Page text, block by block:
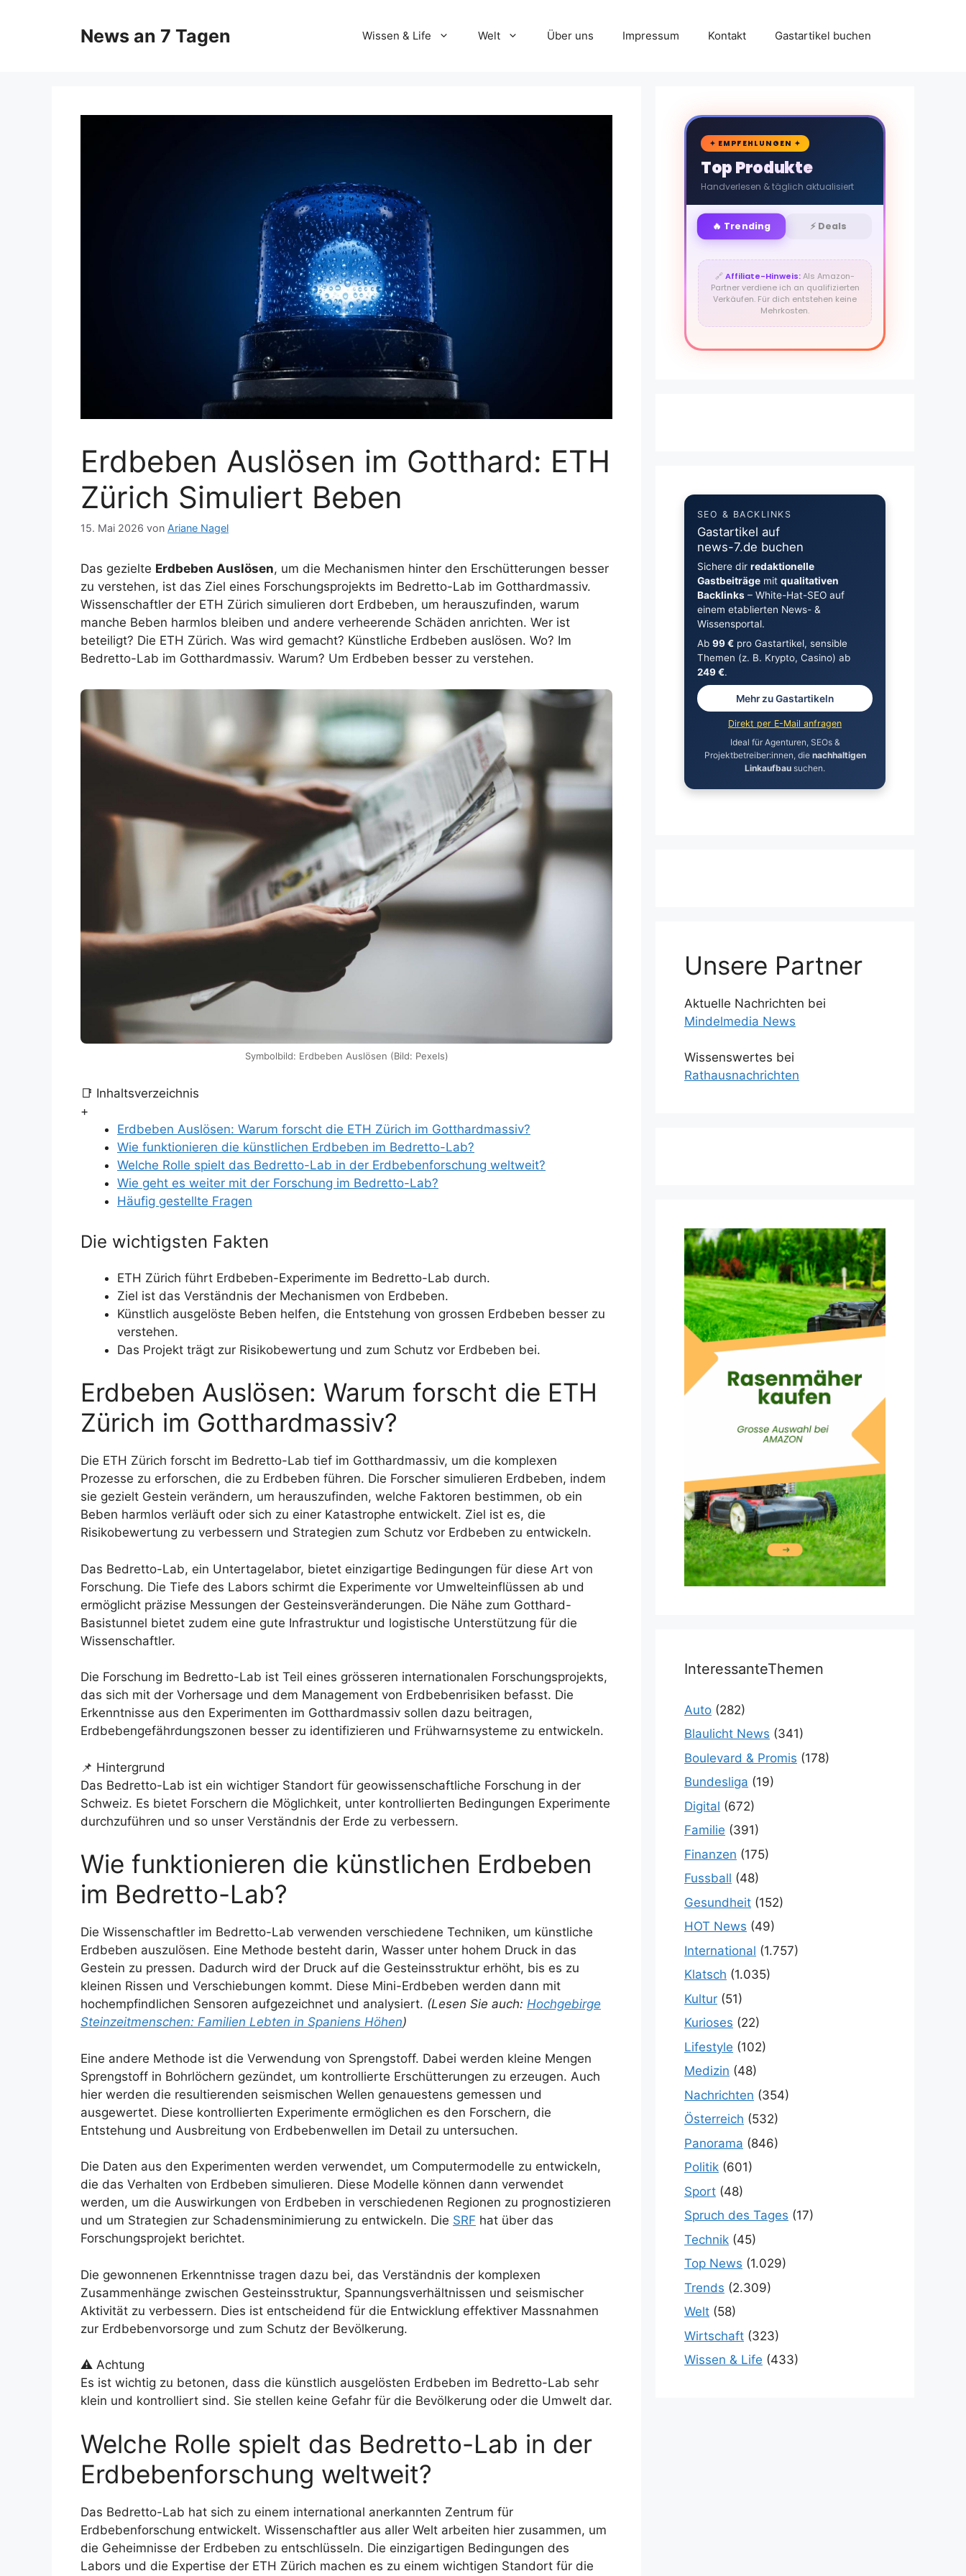
News an 7 Tagen Wissen & Life Welt Über uns Impressum Kontakt Gastartikel buchen
Erdbeben Auslösen im Gotthard: ETH
Zürich Simuliert Beben
15. Mai 2026 von Ariane Nagel
Das gezielte Erdbeben Auslösen, um die Mechanismen hinter den Erschütterungen besser
zu verstehen, ist das Ziel eines Forschungsprojekts im Bedretto-Lab im Gotthardmassiv.
Wissenschaftler der ETH Zürich simulieren dort Erdbeben, um herauszufinden, warum
manche Beben harmlos bleiben und andere verheerende Schäden anrichten. Wer ist
beteiligt? Die ETH Zürich. Was wird gemacht? Künstliche Erdbeben auslösen. Wo? Im
Bedretto-Lab im Gotthardmassiv. Warum? Um Erdbeben besser zu verstehen.
Symbolbild: Erdbeben Auslösen (Bild: Pexels)
📑 Inhaltsverzeichnis
+
Erdbeben Auslösen: Warum forscht die ETH Zürich im Gotthardmassiv?
Wie funktionieren die künstlichen Erdbeben im Bedretto-Lab?
Welche Rolle spielt das Bedretto-Lab in der Erdbebenforschung weltweit?
Wie geht es weiter mit der Forschung im Bedretto-Lab?
Häufig gestellte Fragen
Die wichtigsten Fakten
ETH Zürich führt Erdbeben-Experimente im Bedretto-Lab durch.
Ziel ist das Verständnis der Mechanismen von Erdbeben.
Künstlich ausgelöste Beben helfen, die Entstehung von grossen Erdbeben besser zu
verstehen.
Das Projekt trägt zur Risikobewertung und zum Schutz vor Erdbeben bei.
Erdbeben Auslösen: Warum forscht die ETH
Zürich im Gotthardmassiv?
Die ETH Zürich forscht im Bedretto-Lab tief im Gotthardmassiv, um die komplexen
Prozesse zu erforschen, die zu Erdbeben führen. Die Forscher simulieren Erdbeben, indem
sie gezielt Gestein verändern, um herauszufinden, welche Faktoren bestimmen, ob ein
Beben harmlos verläuft oder sich zu einer Katastrophe entwickelt. Ziel ist es, die
Risikobewertung zu verbessern und Strategien zum Schutz vor Erdbeben zu entwickeln.
Das Bedretto-Lab, ein Untertagelabor, bietet einzigartige Bedingungen für diese Art von
Forschung. Die Tiefe des Labors schirmt die Experimente vor Umwelteinflüssen ab und
ermöglicht präzise Messungen der Gesteinsveränderungen. Die Nähe zum Gotthard-
Basistunnel bietet zudem eine gute Infrastruktur und logistische Unterstützung für die
Wissenschaftler.
Die Forschung im Bedretto-Lab ist Teil eines grösseren internationalen Forschungsprojekts,
das sich mit der Vorhersage und dem Management von Erdbebenrisiken befasst. Die
Erkenntnisse aus den Experimenten im Gotthardmassiv sollen dazu beitragen,
Erdbebengefährdungszonen besser zu identifizieren und Frühwarnsysteme zu entwickeln.
📌 Hintergrund
Das Bedretto-Lab ist ein wichtiger Standort für geowissenschaftliche Forschung in der
Schweiz. Es bietet Forschern die Möglichkeit, unter kontrollierten Bedingungen Experimente
durchzuführen und so unser Verständnis der Erde zu verbessern.
Wie funktionieren die künstlichen Erdbeben
im Bedretto-Lab?
Die Wissenschaftler im Bedretto-Lab verwenden verschiedene Techniken, um künstliche
Erdbeben auszulösen. Eine Methode besteht darin, Wasser unter hohem Druck in das
Gestein zu pressen. Dadurch wird der Druck auf die Gesteinsstruktur erhöht, bis es zu
kleinen Rissen und Verschiebungen kommt. Diese Mini-Erdbeben werden dann mit
hochempfindlichen Sensoren aufgezeichnet und analysiert. (Lesen Sie auch: Hochgebirge
Steinzeitmenschen: Familien Lebten in Spaniens Höhen)
Eine andere Methode ist die Verwendung von Sprengstoff. Dabei werden kleine Mengen
Sprengstoff in Bohrlöchern gezündet, um kontrollierte Erschütterungen zu erzeugen. Auch
hier werden die resultierenden seismischen Wellen genauestens gemessen und
ausgewertet. Diese kontrollierten Experimente ermöglichen es den Forschern, die
Entstehung und Ausbreitung von Erdbebenwellen im Detail zu untersuchen.
Die Daten aus den Experimenten werden verwendet, um Computermodelle zu entwickeln,
die das Verhalten von Erdbeben simulieren. Diese Modelle können dann verwendet
werden, um die Auswirkungen von Erdbeben in verschiedenen Regionen zu prognostizieren
und um Strategien zur Schadensminimierung zu entwickeln. Die SRF hat über das
Forschungsprojekt berichtet.
Die gewonnenen Erkenntnisse tragen dazu bei, das Verständnis der komplexen
Zusammenhänge zwischen Gesteinsstruktur, Spannungsverhältnissen und seismischer
Aktivität zu verbessern. Dies ist entscheidend für die Entwicklung effektiver Massnahmen
zur Erdbebenvorsorge und zum Schutz der Bevölkerung.
⚠️ Achtung
Es ist wichtig zu betonen, dass die künstlich ausgelösten Erdbeben im Bedretto-Lab sehr
klein und kontrolliert sind. Sie stellen keine Gefahr für die Bevölkerung oder die Umwelt dar.
Welche Rolle spielt das Bedretto-Lab in der
Erdbebenforschung weltweit?
Das Bedretto-Lab hat sich zu einem international anerkannten Zentrum für
Erdbebenforschung entwickelt. Wissenschaftler aus aller Welt arbeiten hier zusammen, um
die Geheimnisse der Erdbeben zu entschlüsseln. Die einzigartigen Bedingungen des
Labors und die Expertise der ETH Zürich machen es zu einem wichtigen Standort für die
🛒
✦ EMPFEHLUNGEN ✦
Top Produkte
Handverlesen & täglich aktualisiert
🔥 Trending ⚡ Deals
🔗Affiliate-Hinweis:Als Amazon-
Partner verdiene ich an qualifizierten
Verkäufen. Für dich entstehen keine
Mehrkosten.
SEO & BACKLINKS
Gastartikel auf
news-7.de buchen
Sichere dir redaktionelle
Gastbeiträgemit qualitativen
Backlinks– White-Hat-SEO auf
einem etablierten News- &
Wissensportal.
Ab 99 €pro Gastartikel, sensible
Themen (z. B. Krypto, Casino) ab
249 €.
Mehr zu Gastartikeln
Direkt per E-Mail anfragen
Ideal für Agenturen, SEOs &
Projektbetreiber:innen, die nachhaltigen
Linkaufbau suchen.
Unsere Partner
Aktuelle Nachrichten bei
Mindelmedia News
Wissenswertes bei
Rathausnachrichten
InteressanteThemen
Auto (282)
Blaulicht News (341)
Boulevard & Promis (178)
Bundesliga (19)
Digital (672)
Familie (391)
Finanzen (175)
Fussball (48)
Gesundheit (152)
HOT News (49)
International (1.757)
Klatsch (1.035)
Kultur (51)
Kurioses (22)
Lifestyle (102)
Medizin (48)
Nachrichten (354)
Österreich (532)
Panorama (846)
Politik (601)
Sport (48)
Spruch des Tages (17)
Technik (45)
Top News (1.029)
Trends (2.309)
Welt (58)
Wirtschaft (323)
Wissen & Life (433)